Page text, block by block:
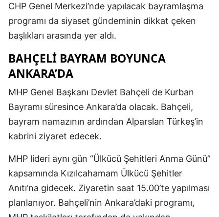
CHP Genel Merkezi’nde yapılacak bayramlaşma
programı da siyaset gündeminin dikkat çeken
başlıkları arasında yer aldı.
BAHÇELI BAYRAM BOYUNCA
ANKARA’DA
MHP Genel Başkanı Devlet Bahçeli de Kurban
Bayramı süresince Ankara’da olacak. Bahçeli,
bayram namazının ardından Alparslan Türkeş’in
kabrini ziyaret edecek.
MHP lideri aynı gün “Ülkücü Şehitleri Anma Günü”
kapsamında Kızılcahamam Ülkücü Şehitler
Anıtı’na gidecek. Ziyaretin saat 15.00’te yapılması
planlanıyor. Bahçeli’nin Ankara’daki programı,